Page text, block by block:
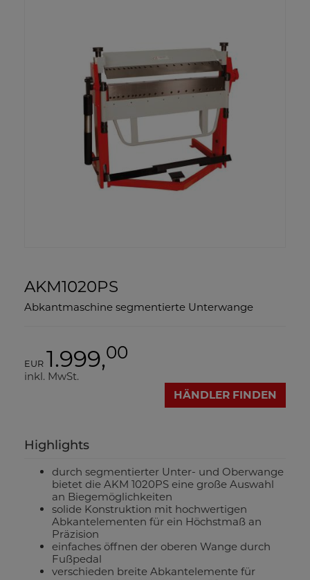
AKM1020PS
Abkantmaschine segmentierte Unterwange
EUR 1.999,00
inkl. MwSt.
HÄNDLER FINDEN
Highlights
durch segmentierter Unter- und Oberwange
bietet die AKM 1020PS eine große Auswahl
an Biegemöglichkeiten
solide Konstruktion mit hochwertigen
Abkantelementen für ein Höchstmaß an
Präzision
einfaches öffnen der oberen Wange durch
Fußpedal
verschieden breite Abkantelemente für